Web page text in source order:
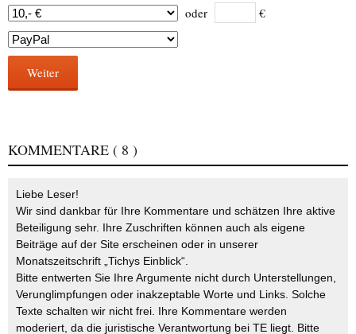
oder €
Weiter
KOMMENTARE ( 8 )
Liebe Leser!
Wir sind dankbar für Ihre Kommentare und schätzen Ihre aktive
Beteiligung sehr. Ihre Zuschriften können auch als eigene
Beiträge auf der Site erscheinen oder in unserer
Monatszeitschrift „Tichys Einblick“.
Bitte entwerten Sie Ihre Argumente nicht durch Unterstellungen,
Verunglimpfungen oder inakzeptable Worte und Links. Solche
Texte schalten wir nicht frei. Ihre Kommentare werden
moderiert, da die juristische Verantwortung bei TE liegt. Bitte